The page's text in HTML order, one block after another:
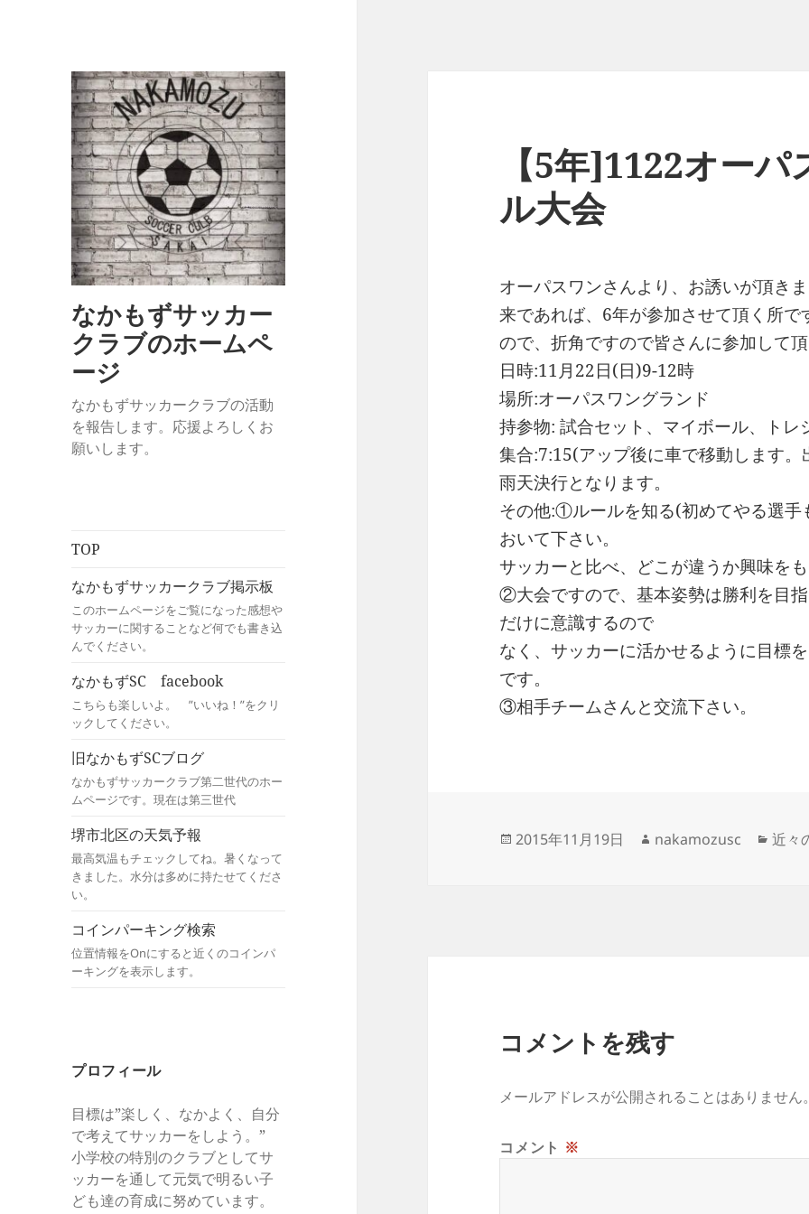
なかもずサッカー
クラブのホームペ
ージ
なかもずサッカークラブの活動
を報告します。応援よろしくお
願いします。
TOP
なかもずサッカークラブ掲示板
このホームページをご覧になった感想や
サッカーに関することなど何でも書き込
んでください。
なかもずSC facebook
こちらも楽しいよ。 ”いいね！”をクリ
ックしてください。
旧なかもずSCブログ
なかもずサッカークラブ第二世代のホー
ムページです。現在は第三世代
堺市北区の天気予報
最高気温もチェックしてね。暑くなって
きました。水分は多めに持たせてくださ
い。
コインパーキング検索
位置情報をOnにすると近くのコインパ
ーキングを表示します。
プロフィール
目標は”楽しく、なかよく、自分
で考えてサッカーをしよう。”
小学校の特別のクラブとしてサ
ッカーを通して元気で明るい子
ども達の育成に努めています。
【5年]1122オー
ル大会
オーパスワンさんより、お誘いが頂き
来であれば、6年が参加させて頂く所
ので、折角ですので皆さんに参加して
日時:11月22日(日)9-12時
場所:オーパスワングランド
持参物: 試合セット、マイボール、ト
集合:7:15(アップ後に車で移動します。
雨天決行となります。
その他:①ルールを知る(初めてやる選手
おいて下さい。
サッカーと比べ、どこが違うか興味を
②大会ですので、基本姿勢は勝利を目
だけに意識するので
なく、サッカーに活かせるように目標
です。
③相手チームさんと交流下さい。
投
2015年11月19日
作
nakamozusc
カ
近々
コメントを残す
メールアドレスが公開されることはありません
コメント ※